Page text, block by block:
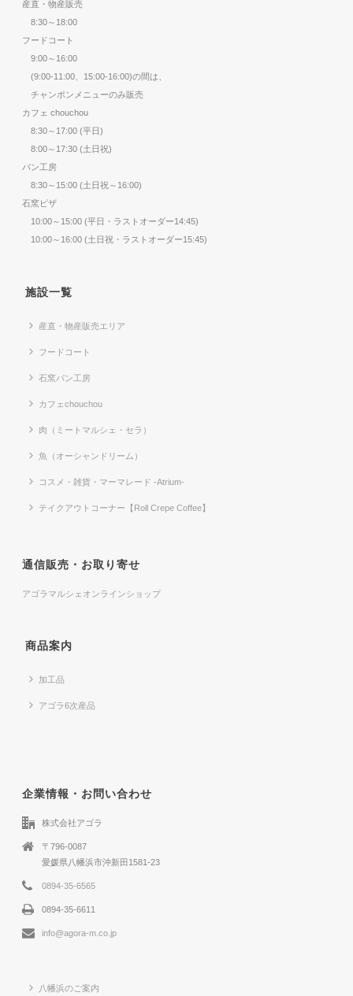
産直・物産販売
8:30～18:00
フードコート
9:00～16:00
(9:00-11:00、15:00-16:00)の間は、
チャンポンメニューのみ販売
カフェ chouchou
8:30～17:00 (平日)
8:00～17:30 (土日祝)
パン工房
8:30～15:00 (土日祝～16:00)
石窯ピザ
10:00～15:00 (平日・ラストオーダー14:45)
10:00～16:00 (土日祝・ラストオーダー15:45)
施設一覧
産直・物産販売エリア
フードコート
石窯パン工房
カフェchouchou
肉（ミートマルシェ・セラ）
魚（オーシャンドリーム）
コスメ・雑貨・マーマレード -Atrium-
テイクアウトコーナー【Roll Crepe Coffee】
通信販売・お取り寄せ
アゴラマルシェオンラインショップ
商品案内
加工品
アゴラ6次産品
企業情報・お問い合わせ
株式会社アゴラ
〒796-0087
愛媛県八幡浜市沖新田1581-23
0894-35-6565
0894-35-6611
info@agora-m.co.jp
八幡浜のご案内